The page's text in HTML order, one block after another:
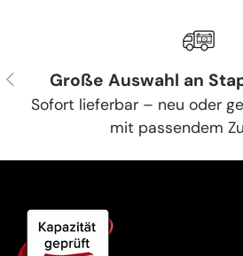
VORHERIGEGroße Auswahl an
Sofort lieferbar – neu oder
mit passendem